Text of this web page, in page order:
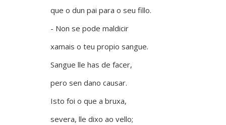
que o dun pai para o seu fillo.
- Non se pode maldicir
xamais o teu propio sangue.
Sangue lle has de facer,
pero sen dano causar.
Isto foi o que a bruxa,
severa, lle dixo ao vello;